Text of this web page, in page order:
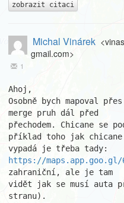
zobrazit citaci
Michal Vinárek
gmail.com>
1
Ahoj,
Osobně bych mapoval
merge pruh dál před
přechodem. Chicane se
příklad toho jak chicane
https://maps.app.goo.gl/
zahraniční, ale je tam
vidět jak se musí auta
stranu).